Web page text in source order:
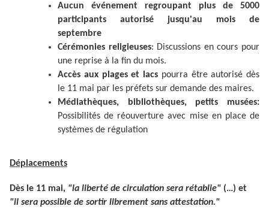
Aucun événement regroupant plus de 5000
participants autorisé jusqu'au mois de
septembre
Cérémonies religieuses: Discussions en cours pour
une reprise à la fin du mois.
Accès aux plages et lacs pourra être autorisé dès
le 11 mai par les préfets sur demande des maires.
Médiathèques, bibliothèques, petits musées:
Possibilités de réouverture avec mise en place de
systèmes de régulation
Déplacements
Dès le 11 mai, "la liberté de circulation sera rétablie" (…) et
"il sera possible de sortir librement sans attestation."